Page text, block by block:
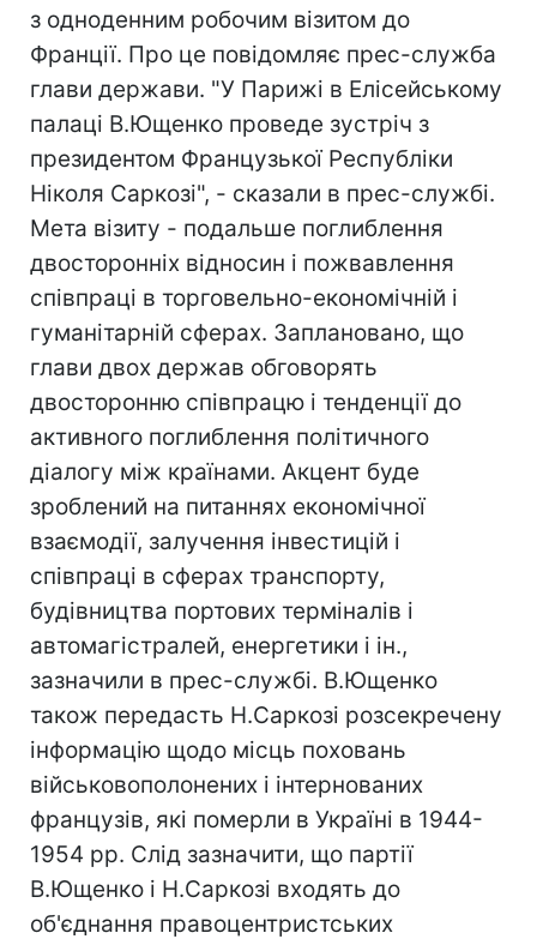
з одноденним робочим візитом до
Франції. Про це повідомляє прес-служба
глави держави. "У Парижі в Елісейському
палаці В.Ющенко проведе зустріч з
президентом Французької Республіки
Ніколя Саркозі", - сказали в прес-службі.
Мета візиту - подальше поглиблення
двосторонніх відносин і пожвавлення
співпраці в торговельно-економічній і
гуманітарній сферах. Заплановано, що
глави двох держав обговорять
двосторонню співпрацю і тенденції до
активного поглиблення політичного
діалогу між країнами. Акцент буде
зроблений на питаннях економічної
взаємодії, залучення інвестицій і
співпраці в сферах транспорту,
будівництва портових терміналів і
автомагістралей, енергетики і ін.,
зазначили в прес-службі. В.Ющенко
також передасть Н.Саркозі розсекречену
інформацію щодо місць поховань
військовополонених і інтернованих
французів, які померли в Україні в 1944-
1954 рр. Слід зазначити, що партії
В.Ющенко і Н.Саркозі входять до
об'єднання правоцентристських